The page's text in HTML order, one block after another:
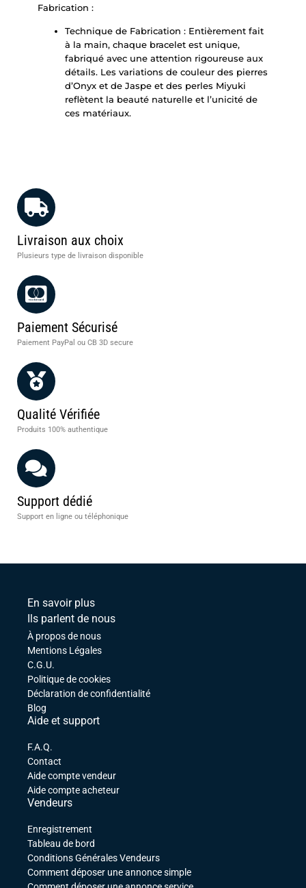
Fabrication :
Technique de Fabrication : Entièrement fait
à la main, chaque bracelet est unique,
fabriqué avec une attention rigoureuse aux
détails. Les variations de couleur des pierres
d’Onyx et de Jaspe et des perles Miyuki
reflètent la beauté naturelle et l’unicité de
ces matériaux.
Livraison aux choix
Plusieurs type de livraison disponible
Paiement Sécurisé
Paiement PayPal ou CB 3D secure
Qualité Vérifiée
Produits 100% authentique
Support dédié
Support en ligne ou téléphonique
En savoir plus
Ils parlent de nous
À propos de nous
Mentions Légales
C.G.U.
Politique de cookies
Déclaration de confidentialité
Blog
Aide et support
F.A.Q.
Contact
Aide compte vendeur
Aide compte acheteur
Vendeurs
Enregistrement
Tableau de bord
Conditions Générales Vendeurs
Comment déposer une annonce simple